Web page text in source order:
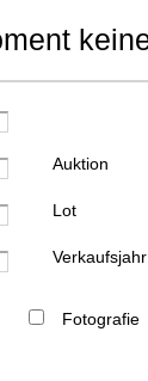
Auktion
Lot
Verkaufsjahr
Fotografie